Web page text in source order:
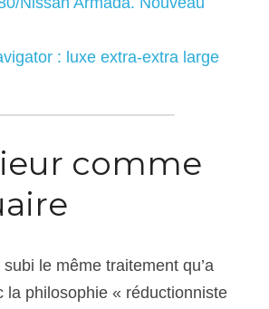
: luxe extra-extra large
comme
le même traitement qu’a
la philosophie « réductionniste